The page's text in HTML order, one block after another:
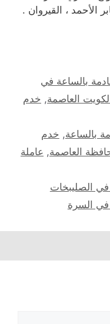
الأحمد ، القيروان .
بالساعة في
العاصمة, خدم
بالساعة, خدم
العاصمة, عاملة
الصليبخات
السرة